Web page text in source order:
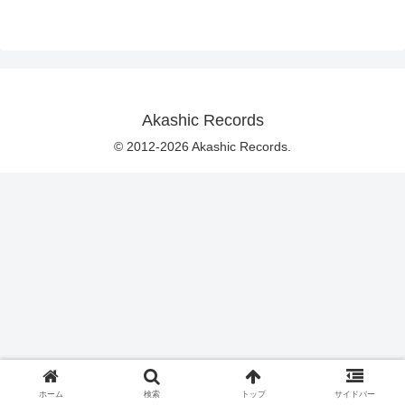
Akashic Records
© 2012-2026 Akashic Records.
ホーム 検索 トップ サイドバー